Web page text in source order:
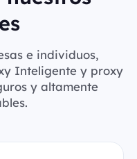
e individuos,
Inteligente y proxy
y altamente